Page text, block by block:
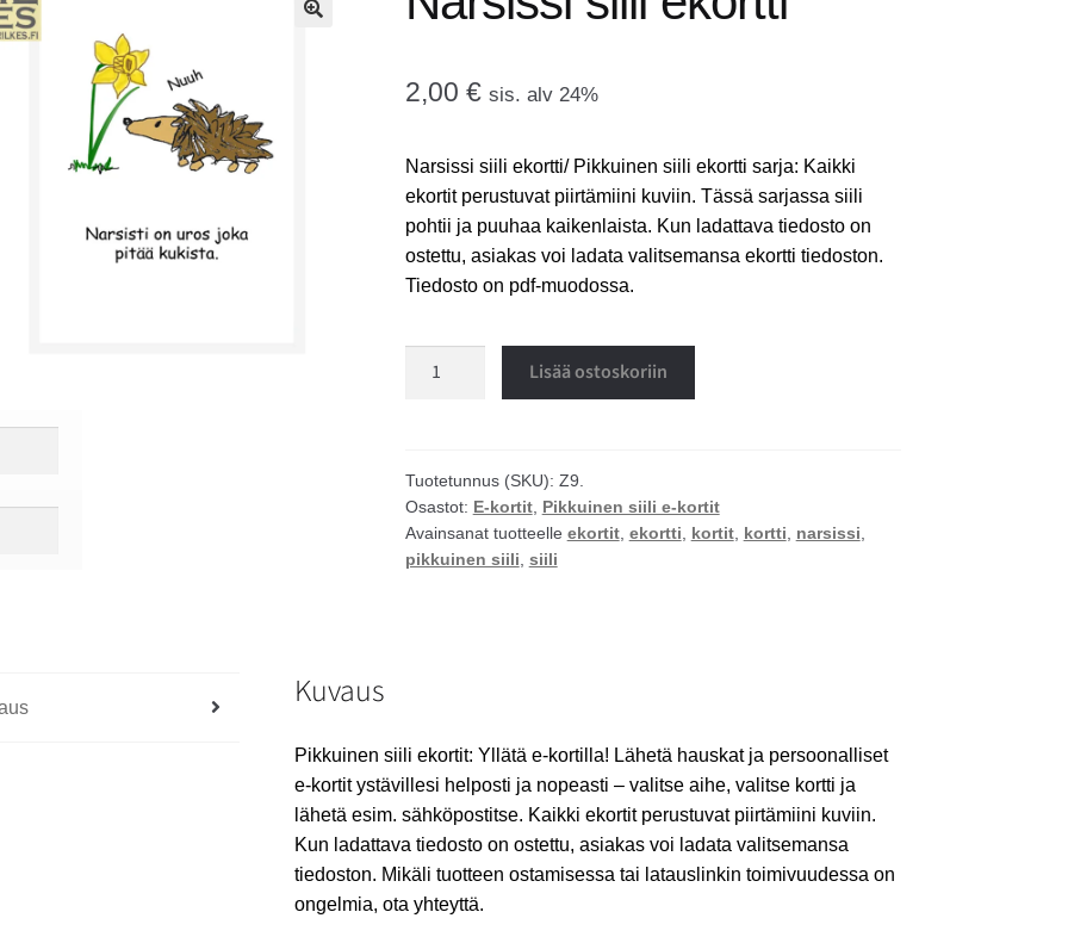
2,00 € sis. alv 24%
Narsissi siili ekortti/ Pikkuinen siili ekortti sarja: Kaikki
ekortit perustuvat piirtämiini kuviin. Tässä sarjassa siili
pohtii ja puuhaa kaikenlaista. Kun ladattava tiedosto on
ostettu, asiakas voi ladata valitsemansa ekortti tiedoston.
Tiedosto on pdf-muodossa.
Lisää ostoskoriin
Tuotetunnus (SKU): Z9.
Osastot: E-kortit, Pikkuinen siili e-kortit
Avainsanat tuotteelle ekortit, ekortti kortit, kortti narsissi
pikkuinen siili siili
Kuvaus
Pikkuinen siili ekortit: Yllätä e-kortilla! Lähetä hauskat ja persoonalliset
e-kortit ystävillesi helposti ja nopeasti – valitse aihe, valitse kortti ja
lähetä esim. sähköpostitse. Kaikki ekortit perustuvat piirtämiini kuviin.
Kun ladattava tiedosto on ostettu, asiakas voi ladata valitsemansa
tiedoston. Mikäli tuotteen ostamisessa tai latauslinkin toimivuudessa on
ongelmia, ota yhteyttä.